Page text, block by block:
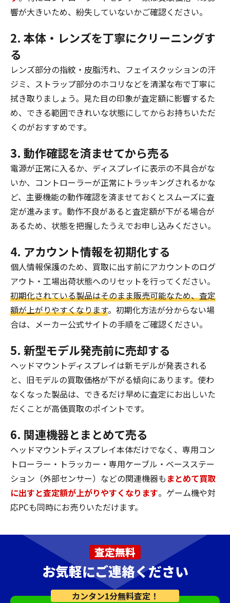
響が大きいため、紛失していないかご確認ください。
2. 本体・レンズを丁寧にクリーニングす
る
レンズ部分の指紋・皮脂汚れ、フェイスクッションの汗
ジミ、ストラップ部分のホコリなどを清潔な布で丁寧に
拭き取りましょう。見た目の印象が査定額に影響するた
め、できる範囲できれいな状態にしてからお持ちいただ
くのがおすすめです。
3. 動作確認を済ませてから売る
電源が正常に入るか、ディスプレイに表示の不具合がな
いか、コントローラーが正常にトラッキングされるかな
ど、主要機能の動作確認を済ませておくとスムーズに査
定が進みます。動作不良があると査定額が下がる場合が
あるため、状態を把握したうえでお申し込みください。
4. アカウント情報を初期化する
個人情報保護のため、買取に出す前にアカウントのログ
アウト・工場出荷状態へのリセットを行ってください。
初期化されている製品はそのまま販売可能なため、査定
額が上がりやすくなります。初期化方法が分からない場
合は、メーカー公式サイトの手順をご確認ください。
5. 新型モデル発売前に売却する
ヘッドマウントディスプレイは新モデルが発表される
と、旧モデルの買取価格が下がる傾向にあります。使わ
なくなった製品は、できるだけ早めに査定にお出しいた
だくことが高価買取のポイントです。
6. 関連機器とまとめて売る
ヘッドマウントディスプレイ本体だけでなく、専用コン
トローラー・トラッカー・専用ケーブル・ベースステー
ション（外部センサー）などの関連機器も まとめて買取
に出すと査定額が上がりやすくなります。ゲーム機や対
応PCも同時にお売りいただけます。
査定無料
お気軽にご連絡ください
カンタン1分無料査定！